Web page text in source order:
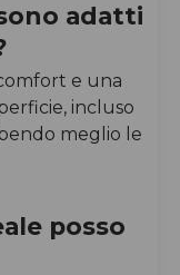
adatti
e una
incluso
meglio le
posso